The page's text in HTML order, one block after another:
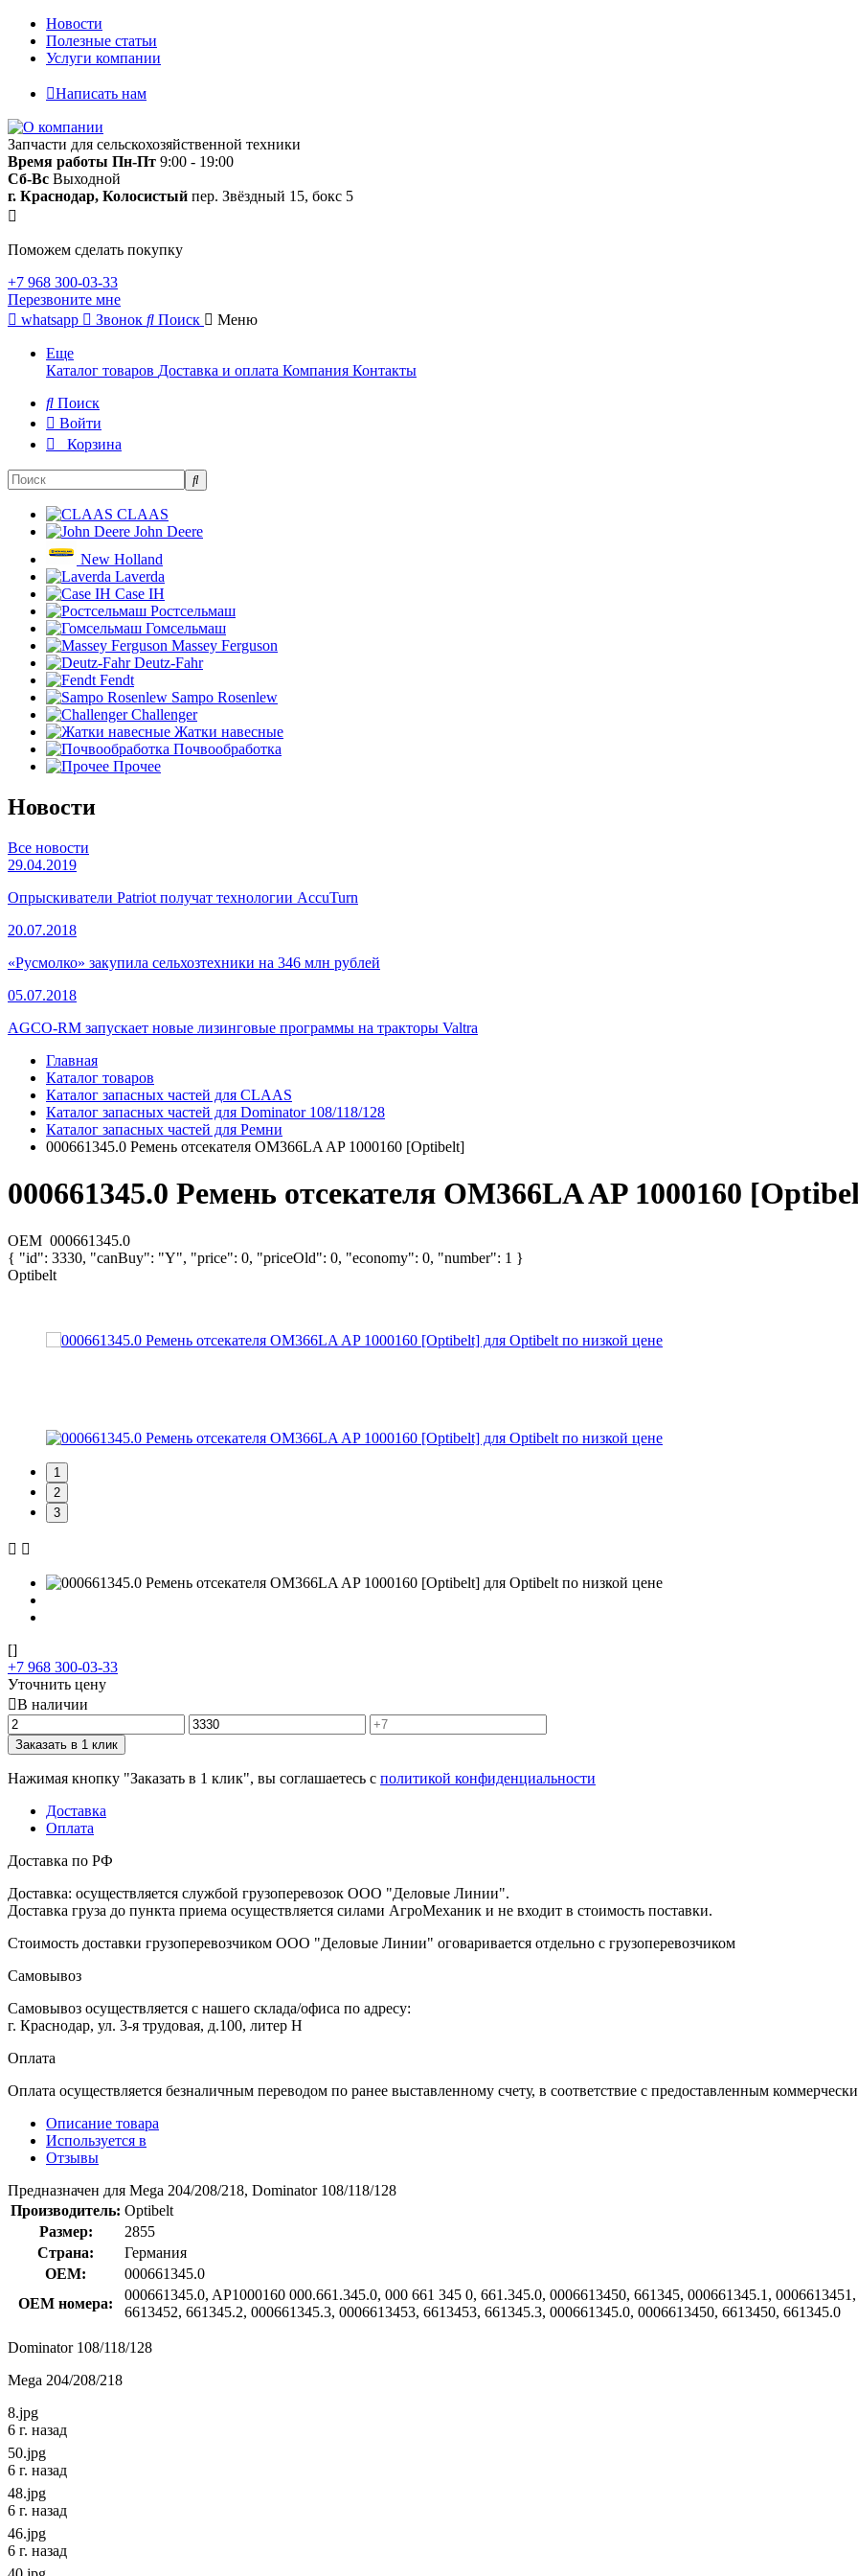
Новости
Полезные статьи
Услуги компании
Написать нам
Запчасти для сельскохозяйственной техники
Время работы Пн-Пт 9:00 - 19:00
Сб-Вс Выходной
г. Краснодар, Колосистый пер. Звёздный 15, бокс 5
Поможем сделать покупку
+7 968 300-03-33
Перезвоните мне
whatsapp
Звонок Поиск Меню
Еще
Каталог товаров Доставка и оплата Компания Контакты
Поиск
Войти
Корзина
CLAAS
John Deere
New Holland
Laverda
Case IH
Ростсельмаш
Гомсельмаш
Massey Ferguson
Deutz-Fahr
Fendt
Sampo Rosenlew
Challenger
Жатки навесные
Почвообработка
Прочее
Новости
Все новости
29.04.2019
Опрыскиватели Patriot получат технологии AccuTurn
20.07.2018
«Русмолко» закупила сельхозтехники на 346 млн рублей
05.07.2018
AGCO-RM запускает новые лизинговые программы на тракторы Valtra
Главная
Каталог товаров
Каталог запасных частей для CLAAS
Каталог запасных частей для Dominator 108/118/128
Каталог запасных частей для Ремни
000661345.0 Ремень отсекателя OM366LA AP 1000160 [Optibelt]
000661345.0 Ремень отсекателя OM366LA AP 1000160
OEM 000661345.0
{ "id": 3330, "canBuy": "Y", "price": 0, "priceOld": 0, "economy": 0, "number": 1 }
Optibelt
1
2
3
[]
+7 968 300-03-33
Уточнить цену
В наличии
Заказать в 1 клик
Нажимая кнопку "Заказать в 1 клик", вы соглашаетесь с политикой конфиденциальности
Доставка
Оплата
Доставка по РФ
Доставка: осуществляется службой грузоперевозок ООО "Деловые Линии".
Доставка груза до пункта приема осуществляется силами АгроМеханик и не входит в стоимость поставки.
Стоимость доставки грузоперевозчиком ООО "Деловые Линии" оговаривается отдельно с грузоперевозчиком
Самовывоз
Самовывоз осуществляется с нашего склада/офиса по адресу:
г. Краснодар, ул. 3-я трудовая, д.100, литер Н
Оплата
Оплата осуществляется безналичным переводом по ранее выставленному счету, в соответствие с предоставленным
Описание товара
Используется в
Отзывы
Предназначен для Mega 204/208/218, Dominator 108/118/128
Производитель: Optibelt
Размер:
2855
Страна:
Германия
OEM:
000661345.0
OEM номера:
000661345.0, AP1000160 000.661.345.0, 000 661 345 0, 661.345.0, 0006613450, 661345, 000661345.1,
6613452, 661345.2, 000661345.3, 0006613453, 6613453, 661345.3, 000661345.0, 0006613450, 6613450, 661345.0
Dominator 108/118/128
Mega 204/208/218
8.jpg
6 г. назад
50.jpg
6 г. назад
48.jpg
6 г. назад
46.jpg
6 г. назад